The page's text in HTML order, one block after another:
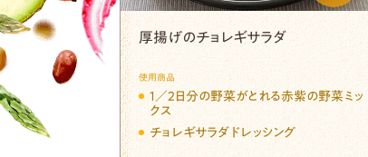
厚揚げのチョレギサラダ
使用商品
１／２日分の野菜がとれる赤紫の野菜ミッ
クス
チョレギサラダドレッシング